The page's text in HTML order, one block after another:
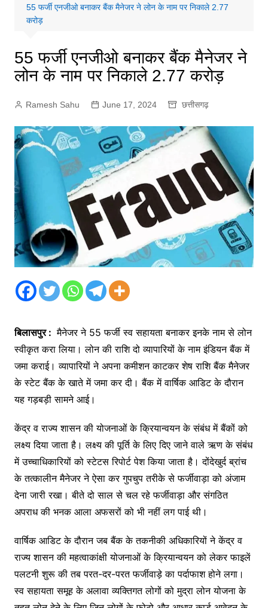
55 फर्जी एनजीओ बनाकर बैंक मैनेजर ने लोन के नाम पर निकाले 2.77
करोड़
55 फर्जी एनजीओ बनाकर बैंक मैनेजर ने
लोन के नाम पर निकाले 2.77 करोड़
Ramesh Sahu June 17, 2024 छत्तीसगढ़
बिलासपुर : मैनेजर ने 55 फर्जी स्व सहायता बनाकर इनके नाम से लोन
स्वीकृत करा लिया। लोन की राशि दो व्यापारियों के नाम इंडियन बैंक में
जमा कराई। व्यापारियों ने अपना कमीशन काटकर शेष राशि बैंक मैनेजर
के स्टेट बैंक के खाते में जमा कर दी। बैंक में वार्षिक आडिट के दौरान
यह गड़बड़ी सामने आई।
केंद्र व राज्य शासन की योजनाओं के क्रियान्वयन के संबंध में बैंकों को
लक्ष्य दिया जाता है। लक्ष्य की पूर्ति के लिए दिए जाने वाले ऋण के संबंध
में उच्चाधिकारियों को स्टेटस रिपोर्ट पेश किया जाता है। दोंदेखुर्द ब्रांच
के तत्कालीन मैनेजर ने ऐसा कर गुपचुप तरीके से फर्जीवाड़ा को अंजाम
देना जारी रखा। बीते दो साल से चल रहे फर्जीवाड़ा और संगठित
अपराध की भनक आला अफसरों को भी नहीं लग पाई थी।
वार्षिक आडिट के दौरान जब बैंक के तकनीकी अधिकारियों ने केंद्र व
राज्य शासन की महत्वाकांक्षी योजनाओं के क्रियान्वयन को लेकर फाइलें
पलटनी शुरू की तब परत-दर-परत फर्जीवाड़े का पर्दाफाश होने लगा।
स्व सहायता समूह के अलावा व्यक्तिगत लोगों को मुद्रा लोन योजना के